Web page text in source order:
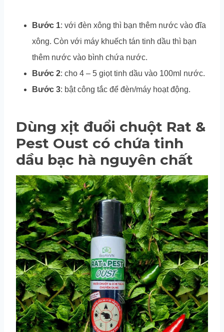
Bước 1: với đèn xông thì bạn thêm nước vào đĩa
xông. Còn với máy khuếch tán tinh dầu thì bạn
thêm nước vào bình chứa nước.
Bước 2: cho 4 – 5 giọt tinh dầu vào 100ml nước.
Bước 3: bật công tắc để đèn/máy hoạt động.
Dùng xịt đuổi chuột Rat &
Pest Oust có chứa tinh
dầu bạc hà nguyên chất